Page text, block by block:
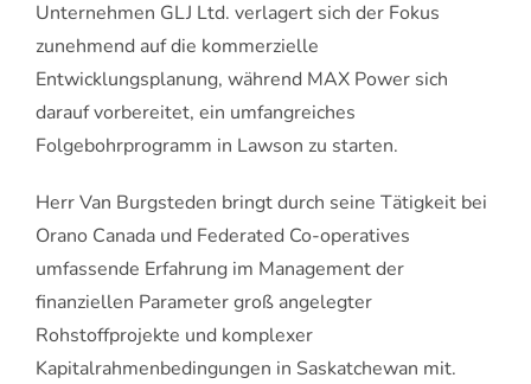
Unternehmen GLJ Ltd. verlagert sich der Fokus
zunehmend auf die kommerzielle
Entwicklungsplanung, während MAX Power sich
darauf vorbereitet, ein umfangreiches
Folgebohrprogramm in Lawson zu starten.
Herr Van Burgsteden bringt durch seine Tätigkeit bei
Orano Canada und Federated Co-operatives
umfassende Erfahrung im Management der
finanziellen Parameter groß angelegter
Rohstoffprojekte und komplexer
Kapitalrahmenbedingungen in Saskatchewan mit.